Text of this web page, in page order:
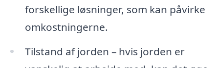
forskellige løsninger, som kan påvirke
omkostningerne.
Tilstand af jorden – hvis jorden er